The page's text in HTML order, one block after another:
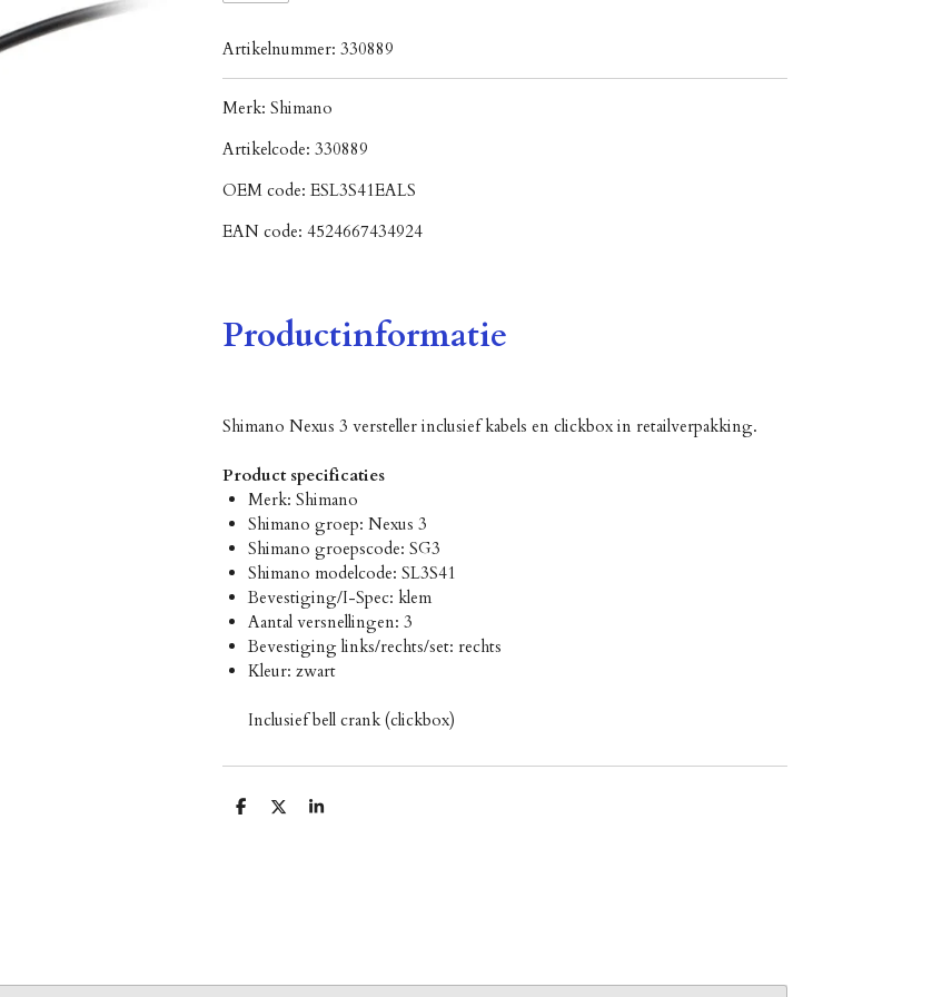
Artikelnummer: 330889
Merk: Shimano
Artikelcode: 330889
OEM code: ESL3S41EALS
EAN code: 4524667434924
Productinformatie
Shimano Nexus 3 versteller inclusief kabels en clickbox in retailverpakking.
Product specificaties
Merk: Shimano
Shimano groep: Nexus 3
Shimano groepscode: SG3
Shimano modelcode: SL3S41
Bevestiging/I-Spec: klem
Aantal versnellingen: 3
Bevestiging links/rechts/set: rechts
Kleur: zwart
Inclusief bell crank (clickbox)
D
D
S